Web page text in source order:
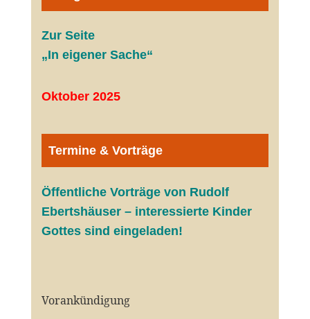
Zur Seite
„In eigener Sache“
Oktober 2025
Termine & Vorträge
Öffentliche Vorträge von Rudolf
Ebertshäuser – interessierte Kinder
Gottes sind eingeladen!
Vorankündigung